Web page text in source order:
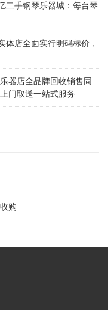
二手钢琴乐器城：每台琴
体店全面实行明码标价，
器店全品牌回收销售同
门取送一站式服务
购